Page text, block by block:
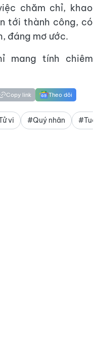
chăm chỉ, khao
tới thành công, có
đáng mơ ước.
mang tính chiêm
Copy link Theo dõi
vi #Quý nhân #Tuổi